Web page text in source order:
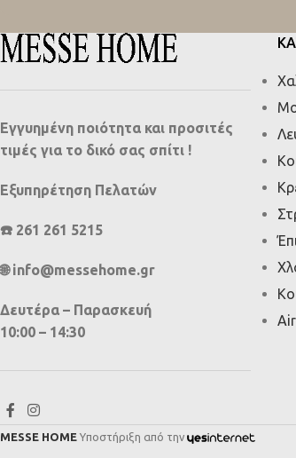
Εγγυημένη ποιότητα και προσιτές
τιμές για το δικό σας σπίτι !
Εξυπηρέτηση Πελατών
☎️ 261 261 5215
🌐 info@messehome.gr
Δευτέρα – Παρασκευή
10:00 – 14:30
MESSE HOME Υποστήριξη από την